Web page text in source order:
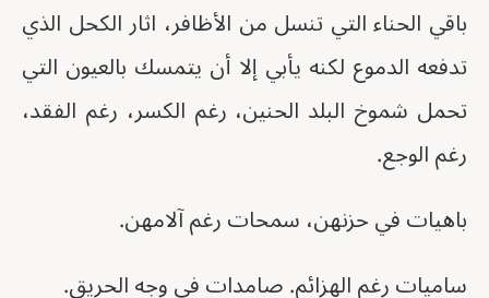
باقي الحناء التي تنسل من الأظافر، اثار الكحل الذي
تدفعه الدموع لكنه يأبي إلا أن يتمسك بالعيون التي
تحمل شموخ البلد الحنين، رغم الكسر، رغم الفقد،
رغم الوجع.
باهيات في حزنهن، سمحات رغم آلامهن.
ساميات رغم الهزائم. صامدات في وجه الحريق.